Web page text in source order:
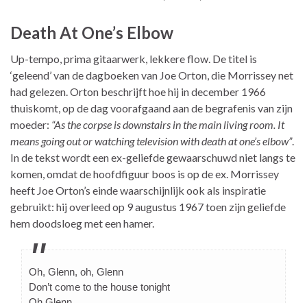
Death At One’s Elbow
Up-tempo, prima gitaarwerk, lekkere flow. De titel is
‘geleend’ van de dagboeken van Joe Orton, die Morrissey net
had gelezen. Orton beschrijft hoe hij in december 1966
thuiskomt, op de dag voorafgaand aan de begrafenis van zijn
moeder: “As the corpse is downstairs in the main living room. It
means going out or watching television with death at one’s elbow”.
In de tekst wordt een ex-geliefde gewaarschuwd niet langs te
komen, omdat de hoofdfiguur boos is op de ex. Morrissey
heeft Joe Orton’s einde waarschijnlijk ook als inspiratie
gebruikt: hij overleed op 9 augustus 1967 toen zijn geliefde
hem doodsloeg met een hamer.
Oh, Glenn, oh, Glenn
Don’t come to the house tonight